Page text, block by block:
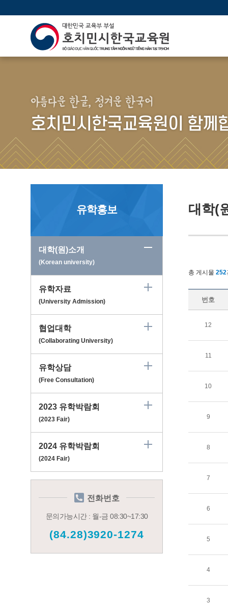
아름다운 한글, 정겨운 한국어
호치민시한국교육원이 함께
유학홍보
대학(원)소개
(Korean university)
유학자료
(University Admission)
협업대학
(Collaborating University)
유학상담
(Free Consultation)
2023 유학박람회
(2023 Fair)
2024 유학박람회
(2024 Fair)
전화번호
문의가능시간 : 월-금 08:30~17:30
(84.28)3920-1274
대학(
총 게시물 252
번호
12
11
10
9
8
7
6
5
4
3